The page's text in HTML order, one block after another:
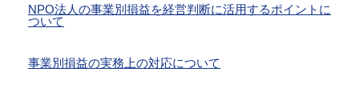
NPO法人の事業別損益を経営判断に活用するポイントに
ついて
事業別損益の実務上の対応について